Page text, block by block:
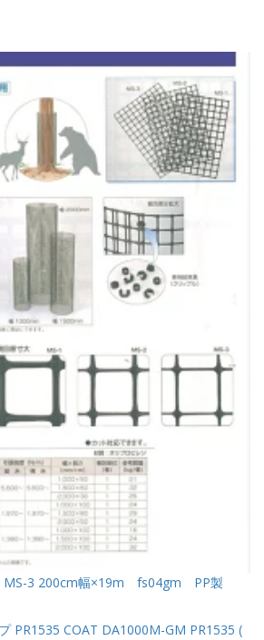
MS-3 200cm幅×19m fs04gm PP製
PR1535 COAT DA1000M-GM PR1535 (